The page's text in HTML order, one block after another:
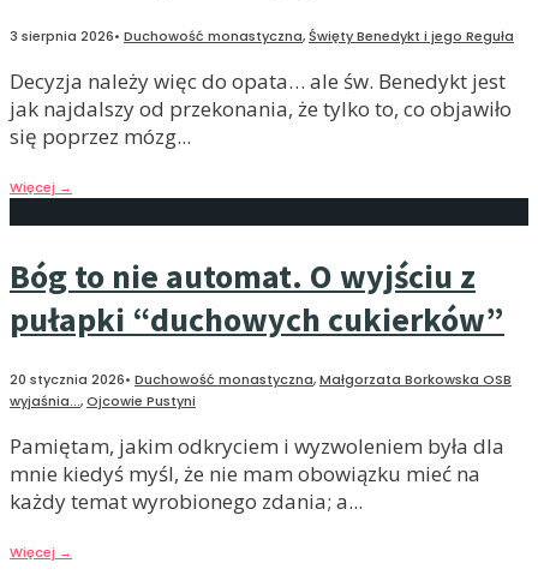
3 sierpnia 2026• Duchowość monastyczna,Święty Benedykt i jego Reguła
Decyzja należy więc do opata… ale św. Benedykt jest
jak najdalszy od przekonania, że tylko to, co objawiło
się poprzez mózg...
Więcej →
Bóg to nie automat. O wyjściu z
pułapki “duchowych cukierków”
20 stycznia 2026• Duchowość monastyczna,Małgorzata Borkowska OSB
wyjaśnia...,Ojcowie Pustyni
Pamiętam, jakim odkryciem i wyzwoleniem była dla
mnie kiedyś myśl, że nie mam obowiązku mieć na
każdy temat wyrobionego zdania; a...
Więcej →